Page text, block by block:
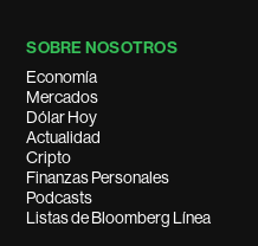
SOBRE NOSOTROS
Economía
Mercados
Dólar Hoy
Actualidad
Cripto
Finanzas Personales
Podcasts
Listas de Bloomberg Línea